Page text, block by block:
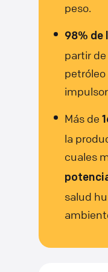
peso.
98% de
partir
petróleo
Más de
la
cuales
salud